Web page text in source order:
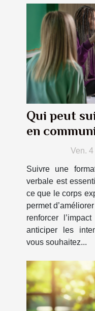
Qui peut
en
verbale ?Ven.
Suivre une
verbale est
ce que le corps
permet
renforcer
anticiper les
vous souhaitez...